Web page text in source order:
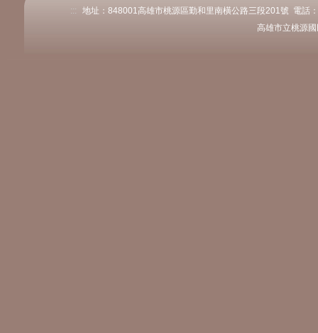
:::
地址：848001高雄市桃源區勤和里南橫公路三段201號 電
高雄市立桃源